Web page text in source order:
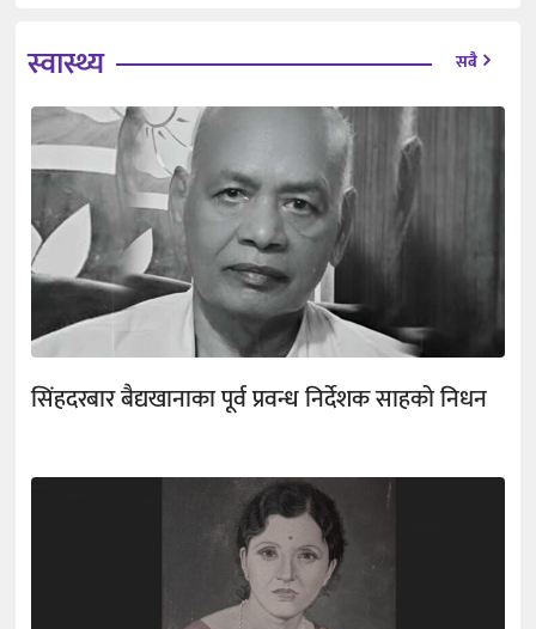
स्वास्थ्य सबै
सिंहदरबार बैद्यखानाका पूर्व प्रवन्ध निर्देशक साहको निधन